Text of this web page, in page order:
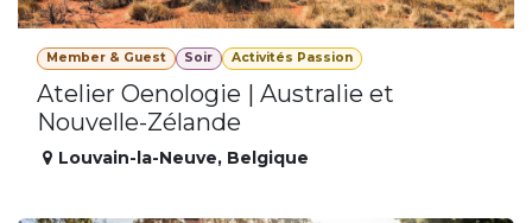
Member & Guest Soir Activités Passion
Atelier Oenologie | Australie et
Nouvelle-Zélande
Louvain-la-Neuve, Belgique